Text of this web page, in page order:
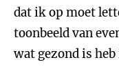
dat ik op moet
toonbeeld van
wat gezond is